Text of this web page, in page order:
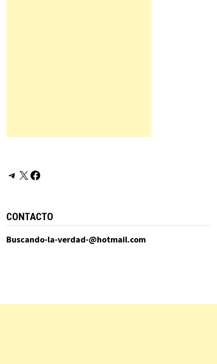
Telegram
X Facebook
CONTACTO
Buscando-la-verdad-@hotmail.com